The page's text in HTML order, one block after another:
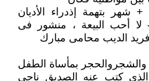
3 سنوات + شهر بتهمة إذدراء الأديان
أحب البيعة ، منشور فى
فريد الديب محامى مبارك
والشجروالحجر بمأساة الطفل
الذى كتب عنه الصديق ناجى